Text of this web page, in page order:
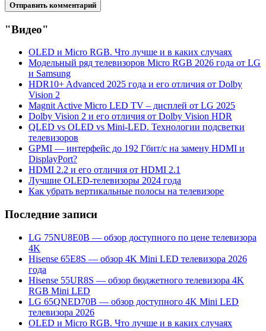
"Видео"
OLED и Micro RGB. Что лучше и в каких случаях
Модельный ряд телевизоров Micro RGB 2026 года от LG
и Samsung
HDR10+ Advanced 2025 года и его отличия от Dolby
Vision 2
Magnit Active Micro LED TV – дисплей от LG 2025
Dolby Vision 2 и его отличия от Dolby Vision HDR
QLED vs OLED vs Mini-LED. Технологии подсветки
телевизоров
GPMI — интерфейс до 192 Гбит/с на замену HDMI и
DisplayPort?
HDMI 2.2 и его отличия от HDMI 2.1
Лучшие OLED-телевизоры 2024 года
Как убрать вертикальные полосы на телевизоре
Последние записи
LG 75NU8E0B — обзор доступного по цене телевизора
4K
Hisense 65E8S — обзор 4K Mini LED телевизора 2026
года
Hisense 55UR8S — обзор бюджетного телевизора 4K
RGB Mini LED
LG 65QNED70B — обзор доступного 4K Mini LED
телевизора 2026
OLED и Micro RGB. Что лучше и в каких случаях